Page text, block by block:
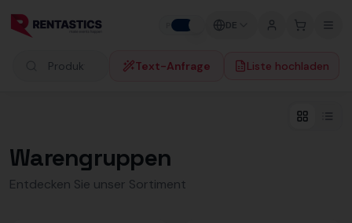
DE
Produkte suchen Text-Anfrage Liste hochladen
Warengruppen
Entdecken Sie unser Sortiment